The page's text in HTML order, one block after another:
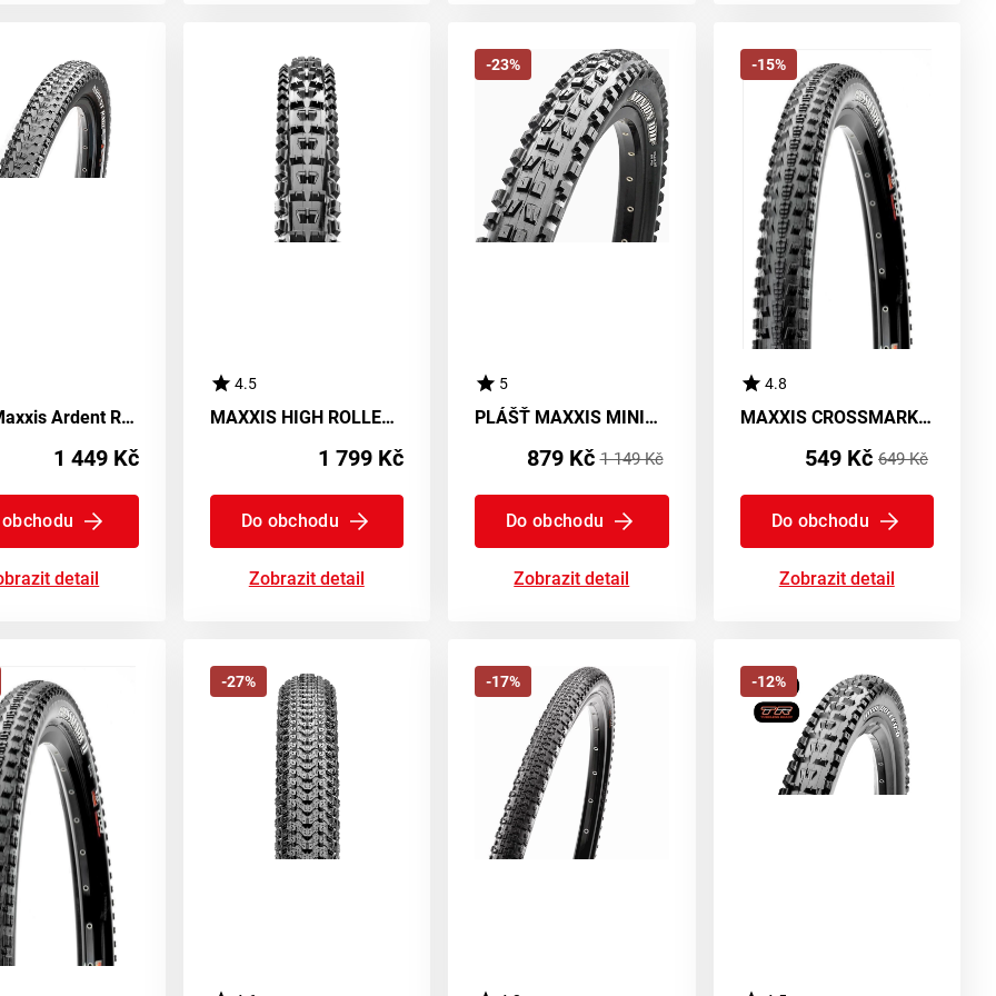
Plášť Maxxis Ardent Race EXO TR - kevlar
1 449 Kč
detail
4.5
MAXXIS HIGH ROLLER II - Plášť s technologiemi 3C DD T.R. a Kevlar
1 799 Kč
Do obchodu
Zobrazit detail
-23%
5
PLÁŠŤ MAXXIS MINION DHF EXO/TR - kevlar
879 Kč 1 149 Kč
Do obchodu
Zobrazit detail
-15%
4.8
MAXXIS CROSSMARK II 27.5x2.25 60 TPI - drát
549 Kč 649 Kč
Do obchodu
Zobrazit detail
-27% -17% -12%